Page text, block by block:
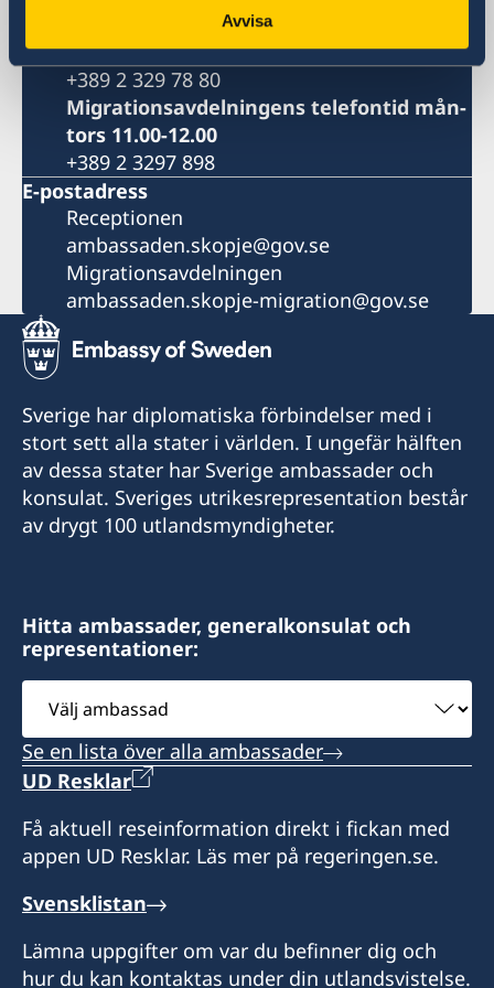
Avvisa
Receptionen telefontid mån-fre 09.00-
12.00
+389 2 329 78 80
Migrationsavdelningens telefontid mån-
tors 11.00-12.00
+389 2 3297 898
E-postadress
Receptionen
ambassaden.skopje@gov.se
Migrationsavdelningen
ambassaden.skopje-migration@gov.se
Sverige har diplomatiska förbindelser med i
stort sett alla stater i världen. I ungefär hälften
av dessa stater har Sverige ambassader och
konsulat. Sveriges utrikesrepresentation består
av drygt 100 utlandsmyndigheter.
Hitta ambassader, generalkonsulat och
representationer:
Välj
ambassad
Se en lista över alla ambassader
UD Resklar
Få aktuell reseinformation direkt i fickan med
appen UD Resklar. Läs mer på regeringen.se.
Svensklistan
Lämna uppgifter om var du befinner dig och
hur du kan kontaktas under din utlandsvistelse.